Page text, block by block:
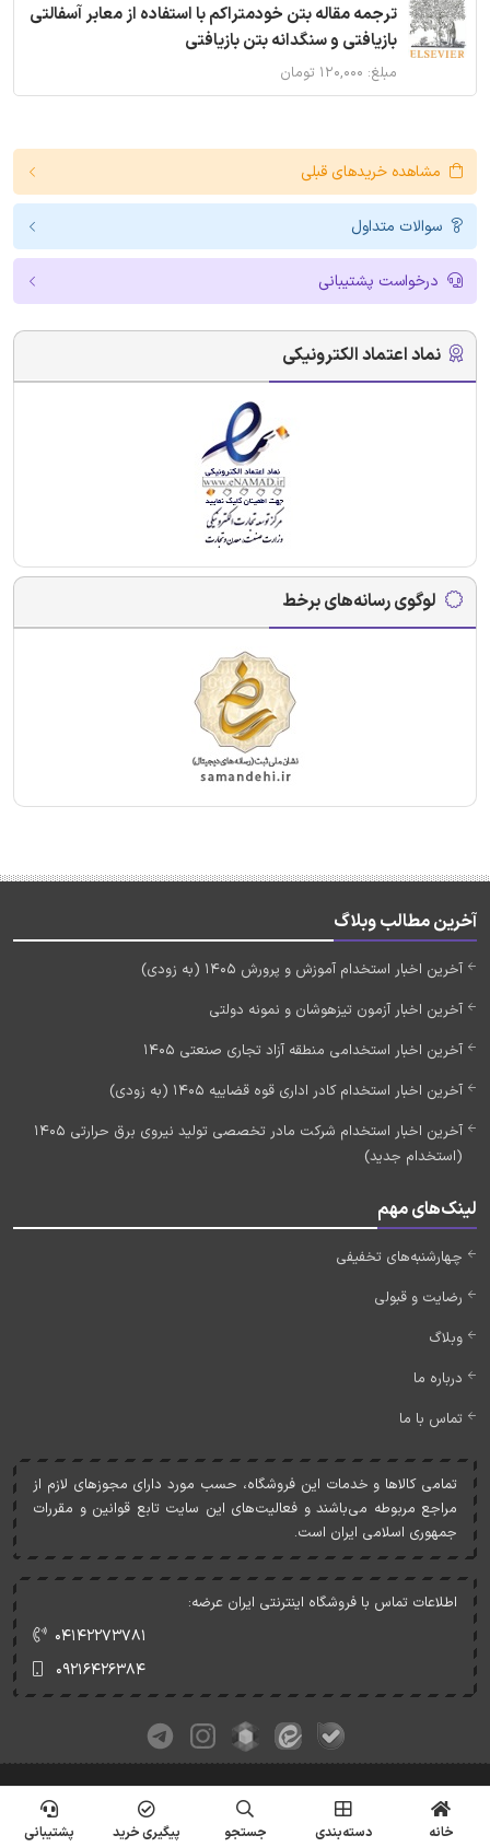
ترجمه مقاله بتن خودمتراکم با استفاده از معابر آسفالتی
بازیافتی و سنگدانه بتن بازیافتی
مبلغ: ۱۲۰,۰۰۰ تومان
مشاهده خریدهای قبلی
سوالات متداول
درخواست پشتیبانی
نماد اعتماد الکترونیکی
لوگوی رسانه‌های برخط
آخرین مطالب وبلاگ
آخرین اخبار استخدام آموزش و پرورش 1405 (به زودی)
آخرین اخبار آزمون تیزهوشان و نمونه دولتی
آخرین اخبار استخدامی منطقه آزاد تجاری صنعتی 1405
آخرین اخبار استخدام کادر اداری قوه قضاییه 1405 (به زودی)
آخرین اخبار استخدام شرکت مادر تخصصی تولید نیروی برق حرارتی 1405
(استخدام جدید)
لینک‌های مهم
چهارشنبه‌های تخفیفی
رضایت و قبولی
وبلاگ
درباره ما
تماس با ما
تمامی کالاها و خدمات اين فروشگاه، حسب مورد دارای مجوزهای لازم از
مراجع مربوطه می‌باشند و فعاليت‌های اين سايت تابع قوانين و مقررات
جمهوری اسلامی ايران است.
اطلاعات تماس با فروشگاه اینترنتی ایران عرضه:
۰۴۱۴۲۲۷۳۷۸۱
۰۹۲۱۶۴۲۶۳۸۴
خانه دسته‌بندی جستجو پیگیری خرید پشتیبانی